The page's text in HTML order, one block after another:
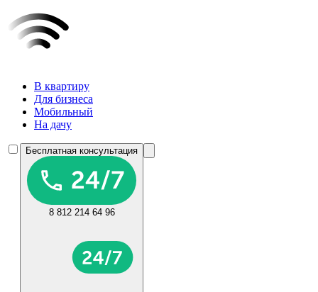
В квартиру
Для бизнеса
Мобильный
На дачу
Бесплатная консультация
8 812 214 64 96